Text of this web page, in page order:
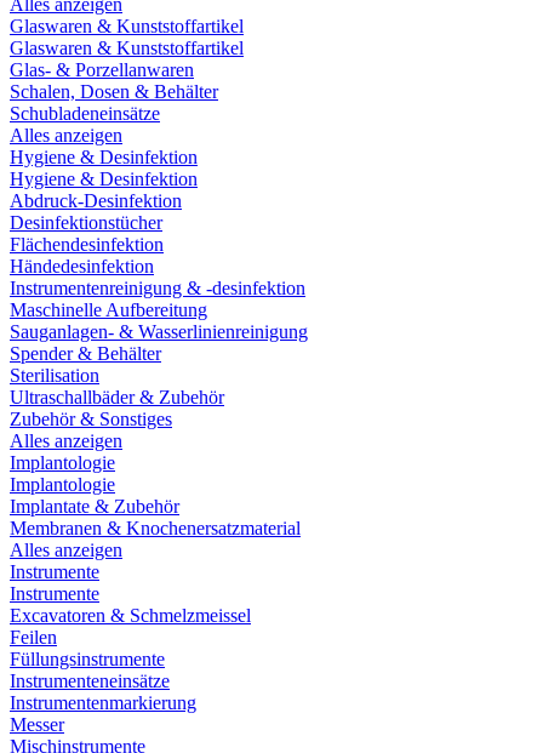
Alles anzeigen
Glaswaren & Kunststoffartikel
Glaswaren & Kunststoffartikel
Glas- & Porzellanwaren
Schalen, Dosen & Behälter
Schubladeneinsätze
Alles anzeigen
Hygiene & Desinfektion
Hygiene & Desinfektion
Abdruck-Desinfektion
Desinfektionstücher
Flächendesinfektion
Händedesinfektion
Instrumentenreinigung & -desinfektion
Maschinelle Aufbereitung
Sauganlagen- & Wasserlinienreinigung
Spender & Behälter
Sterilisation
Ultraschallbäder & Zubehör
Zubehör & Sonstiges
Alles anzeigen
Implantologie
Implantologie
Implantate & Zubehör
Membranen & Knochenersatzmaterial
Alles anzeigen
Instrumente
Instrumente
Excavatoren & Schmelzmeissel
Feilen
Füllungsinstrumente
Instrumenteneinsätze
Instrumentenmarkierung
Messer
Mischinstrumente